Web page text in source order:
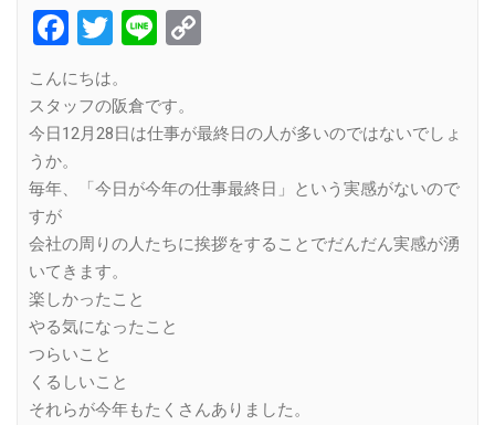
Facebook
Twitter
Line
こんにちは。
スタッフの阪倉です。
今日12月28日は仕事が最終日の人が多いのではないでしょ
うか。
毎年、「今日が今年の仕事最終日」という実感がないので
すが
会社の周りの人たちに挨拶をすることでだんだん実感が湧
いてきます。
楽しかったこと
やる気になったこと
つらいこと
くるしいこと
それらが今年もたくさんありました。